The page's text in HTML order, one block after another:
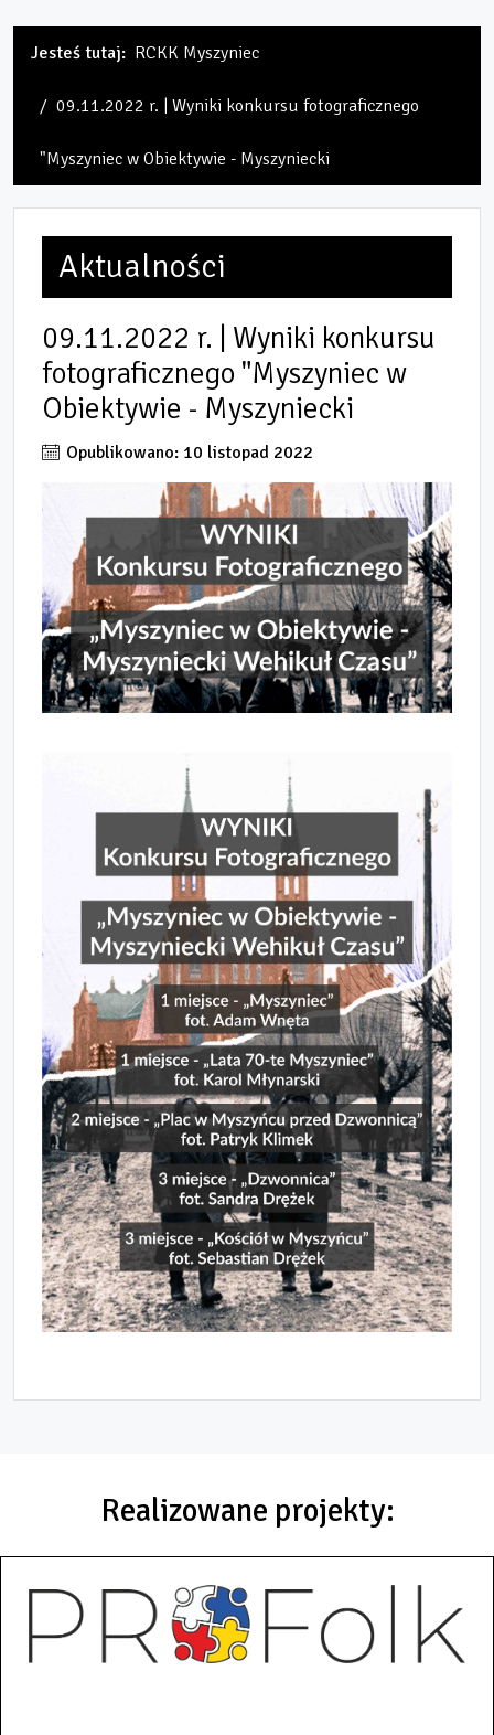
Jesteś tutaj: RCKK Myszyniec
09.11.2022 r. | Wyniki konkursu fotograficznego
"Myszyniec w Obiektywie - Myszyniecki
Aktualności
09.11.2022 r. | Wyniki konkursu
fotograficznego "Myszyniec w
Obiektywie - Myszyniecki
Opublikowano: 10 listopad 2022
Realizowane projekty: